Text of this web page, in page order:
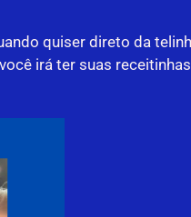
quiser direto da
irá ter suas